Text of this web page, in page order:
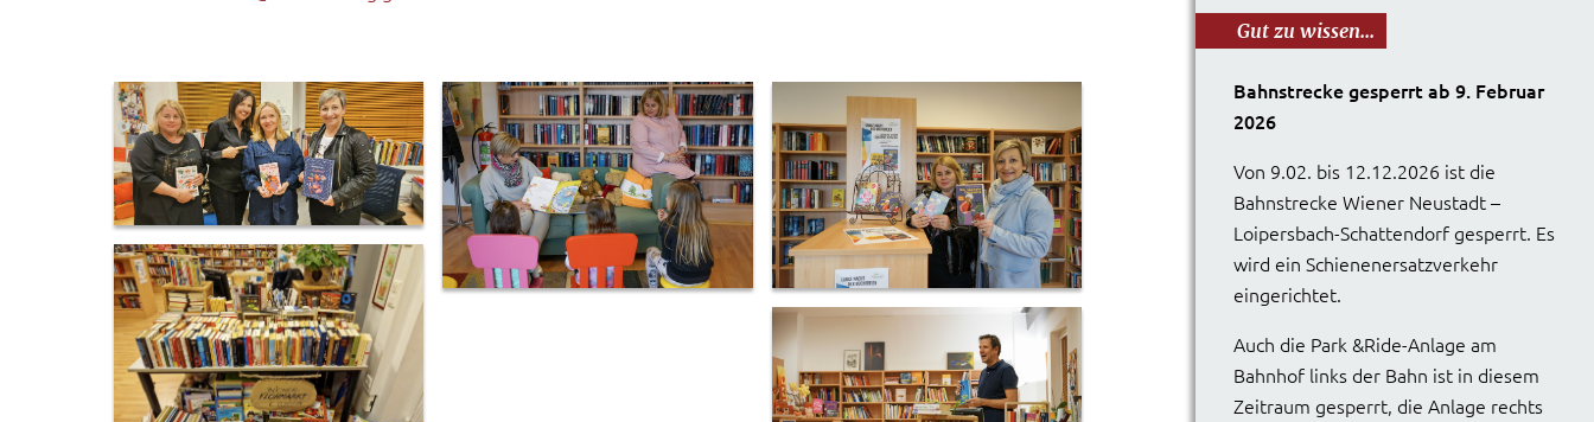
Gut zu wissen...
Bahnstrecke gesperrt ab 9. Februar
2026
Von 9.02. bis 12.12.2026 ist die
Bahnstrecke Wiener Neustadt –
Loipersbach-Schattendorf gesperrt. Es
wird ein Schienenersatzverkehr
eingerichtet.
Auch die Park &Ride-Anlage am
Bahnhof links der Bahn ist in diesem
Zeitraum gesperrt, die Anlage rechts